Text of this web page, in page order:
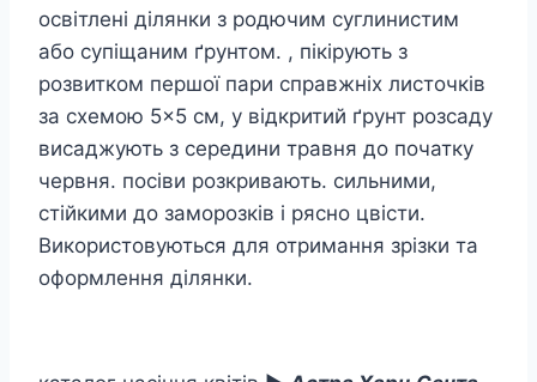
освітлені ділянки з родючим суглинистим
або супіщаним ґрунтом. , пікірують з
розвитком першої пари справжніх листочків
за схемою 5×5 см, у відкритий ґрунт розсаду
висаджують з середини травня до початку
червня. посіви розкривають. сильними,
стійкими до заморозків і рясно цвісти.
Використовуються для отримання зрізки та
оформлення ділянки.